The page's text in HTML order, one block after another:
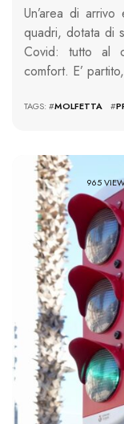
Un’area di
quadri, dotata di
Covid: tutto al
comfort. E’
TAGS: #MOLFETTA #
965